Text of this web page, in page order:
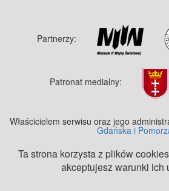
Partnerzy:
Patronat medialny:
Właścicielem serwisu oraz jego
Gdańska i
Ta strona korzysta z plików
akceptujesz warunki ich